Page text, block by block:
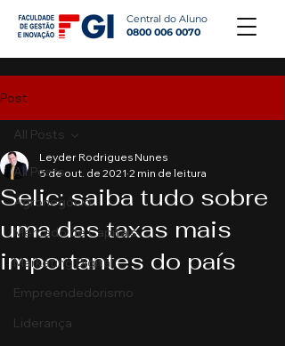
Central do Aluno
0800 006 0070
Post
All Posts
Agronegócio
Mercado de Capitais
Marketing Digital
Empreendedorismo
Liderança
All Posts
Selic: saiba tudo sobre
uma das taxas mais
importantes do país
Leyder Rodrigues Nunes
5 de out. de 2021 2 min de leitura